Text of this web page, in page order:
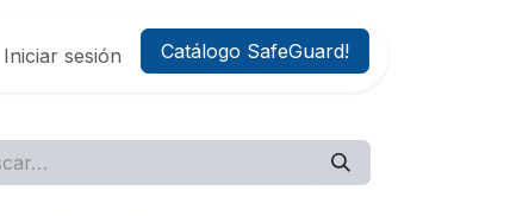
Iniciar sesión Catálogo SafeGuard!